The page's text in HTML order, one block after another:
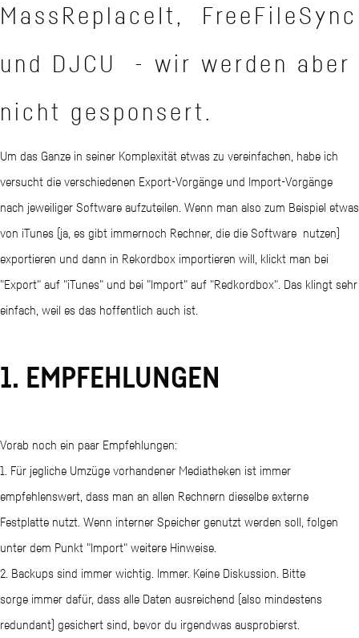
MassReplaceIt, FreeFileSync
und DJCU - wir werden aber
nicht gesponsert.
Um das Ganze in seiner Komplexität etwas zu vereinfachen, habe ich
versucht die verschiedenen Export-Vorgänge und Import-Vorgänge
nach jeweiliger Software aufzuteilen. Wenn man also zum Beispiel etwas
von iTunes (ja, es gibt immernoch Rechner, die die Software nutzen)
exportieren und dann in Rekordbox importieren will, klickt man bei
"Export" auf "iTunes" und bei "Import" auf "Redkordbox". Das klingt sehr
einfach, weil es das hoffentlich auch ist.
1. EMPFEHLUNGEN
Vorab noch ein paar Empfehlungen:
1. Für jegliche Umzüge vorhandener Mediatheken ist immer
empfehlenswert, dass man an allen Rechnern dieselbe externe
Festplatte nutzt. Wenn interner Speicher genutzt werden soll, folgen
unter dem Punkt "Import" weitere Hinweise.
2. Backups sind immer wichtig. Immer. Keine Diskussion. Bitte
sorge immer dafür, dass alle Daten ausreichend (also mindestens
redundant) gesichert sind, bevor du irgendwas ausprobierst.